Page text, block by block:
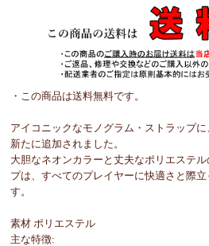
・この商品は送料無料です。
アイコニックなモノグラム・ストラップ
新たに追加されました。
大胆なネオンカラーと丈夫なポリエステ
プは、すべてのプレイヤーに快適さと際
す。
素材 ポリエステル
主な特徴: